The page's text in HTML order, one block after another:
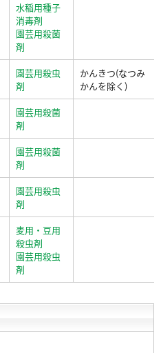
水稲用種子
消毒剤
園芸用殺菌
剤
園芸用殺虫
剤
かんきつ(なつみ
かんを除く)
園芸用殺菌
剤
園芸用殺菌
剤
園芸用殺虫
剤
麦用・豆用
殺虫剤
園芸用殺虫
剤